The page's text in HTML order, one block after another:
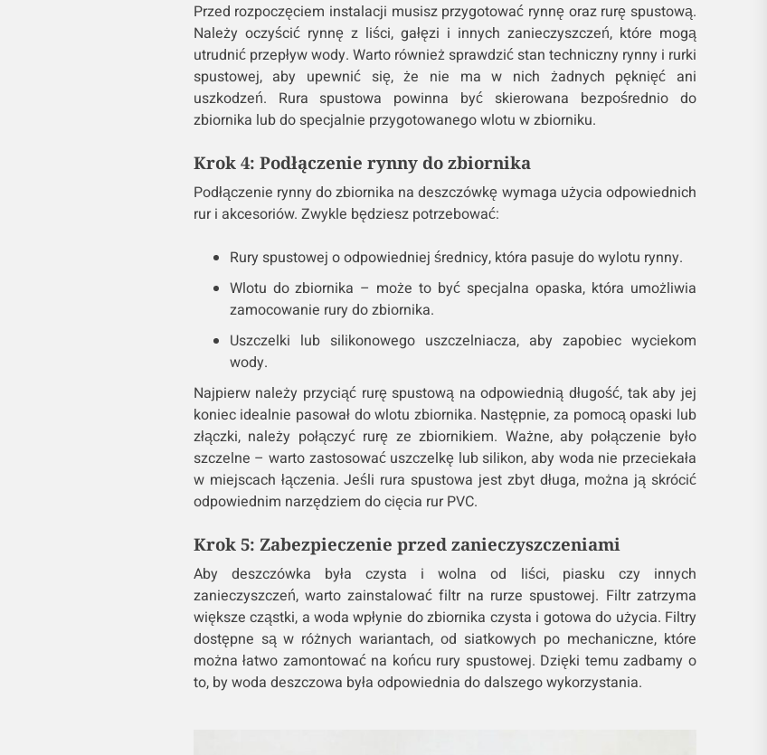
Przed rozpoczęciem instalacji musisz przygotować rynnę oraz rurę spustową.
Należy oczyścić rynnę z liści, gałęzi i innych zanieczyszczeń, które mogą
utrudnić przepływ wody. Warto również sprawdzić stan techniczny rynny i rurki
spustowej, aby upewnić się, że nie ma w nich żadnych pęknięć ani
uszkodzeń. Rura spustowa powinna być skierowana bezpośrednio do
zbiornika lub do specjalnie przygotowanego wlotu w zbiorniku.
Krok 4: Podłączenie rynny do zbiornika
Podłączenie rynny do zbiornika na deszczówkę wymaga użycia odpowiednich
rur i akcesoriów. Zwykle będziesz potrzebować:
Rury spustowej o odpowiedniej średnicy, która pasuje do wylotu rynny.
Wlotu do zbiornika – może to być specjalna opaska, która umożliwia
zamocowanie rury do zbiornika.
Uszczelki lub silikonowego uszczelniacza, aby zapobiec wyciekom
wody.
Najpierw należy przyciąć rurę spustową na odpowiednią długość, tak aby jej
koniec idealnie pasował do wlotu zbiornika. Następnie, za pomocą opaski lub
złączki, należy połączyć rurę ze zbiornikiem. Ważne, aby połączenie było
szczelne – warto zastosować uszczelkę lub silikon, aby woda nie przeciekała
w miejscach łączenia. Jeśli rura spustowa jest zbyt długa, można ją skrócić
odpowiednim narzędziem do cięcia rur PVC.
Krok 5: Zabezpieczenie przed zanieczyszczeniami
Aby deszczówka była czysta i wolna od liści, piasku czy innych
zanieczyszczeń, warto zainstalować filtr na rurze spustowej. Filtr zatrzyma
większe cząstki, a woda wpłynie do zbiornika czysta i gotowa do użycia. Filtry
dostępne są w różnych wariantach, od siatkowych po mechaniczne, które
można łatwo zamontować na końcu rury spustowej. Dzięki temu zadbamy o
to, by woda deszczowa była odpowiednia do dalszego wykorzystania.